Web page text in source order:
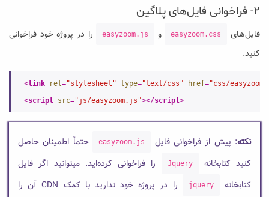
۲- فراخوانی فایل‌های پلاگین
فایل‌های easyzoom.css و easyzoom.js
را در پروژه خود فراخوانی
کنید.
<link rel="stylesheet" type="text/css" href="css/
<script src="js/easyzoom.js"></script>
نکته: پیش از فراخوانی فایل easyzoom.js
حتماً اطمینان حاصل
کنید کتابخانه
Jquery
را فراخوانی کرده‌اید. میتوانید اگر فایل
کتابخانه
jquery
را در پروژه خود ندارید با کمک CDN آن را